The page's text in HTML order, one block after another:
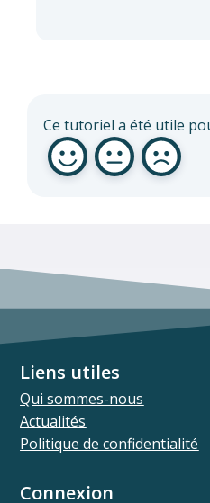
Ce tutoriel a été utile
Connexion
Liens utiles
Qui sommes-nous
Actualités
Politique de confidentialité